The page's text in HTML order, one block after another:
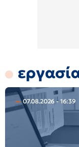
07.08.2026 - 16:39